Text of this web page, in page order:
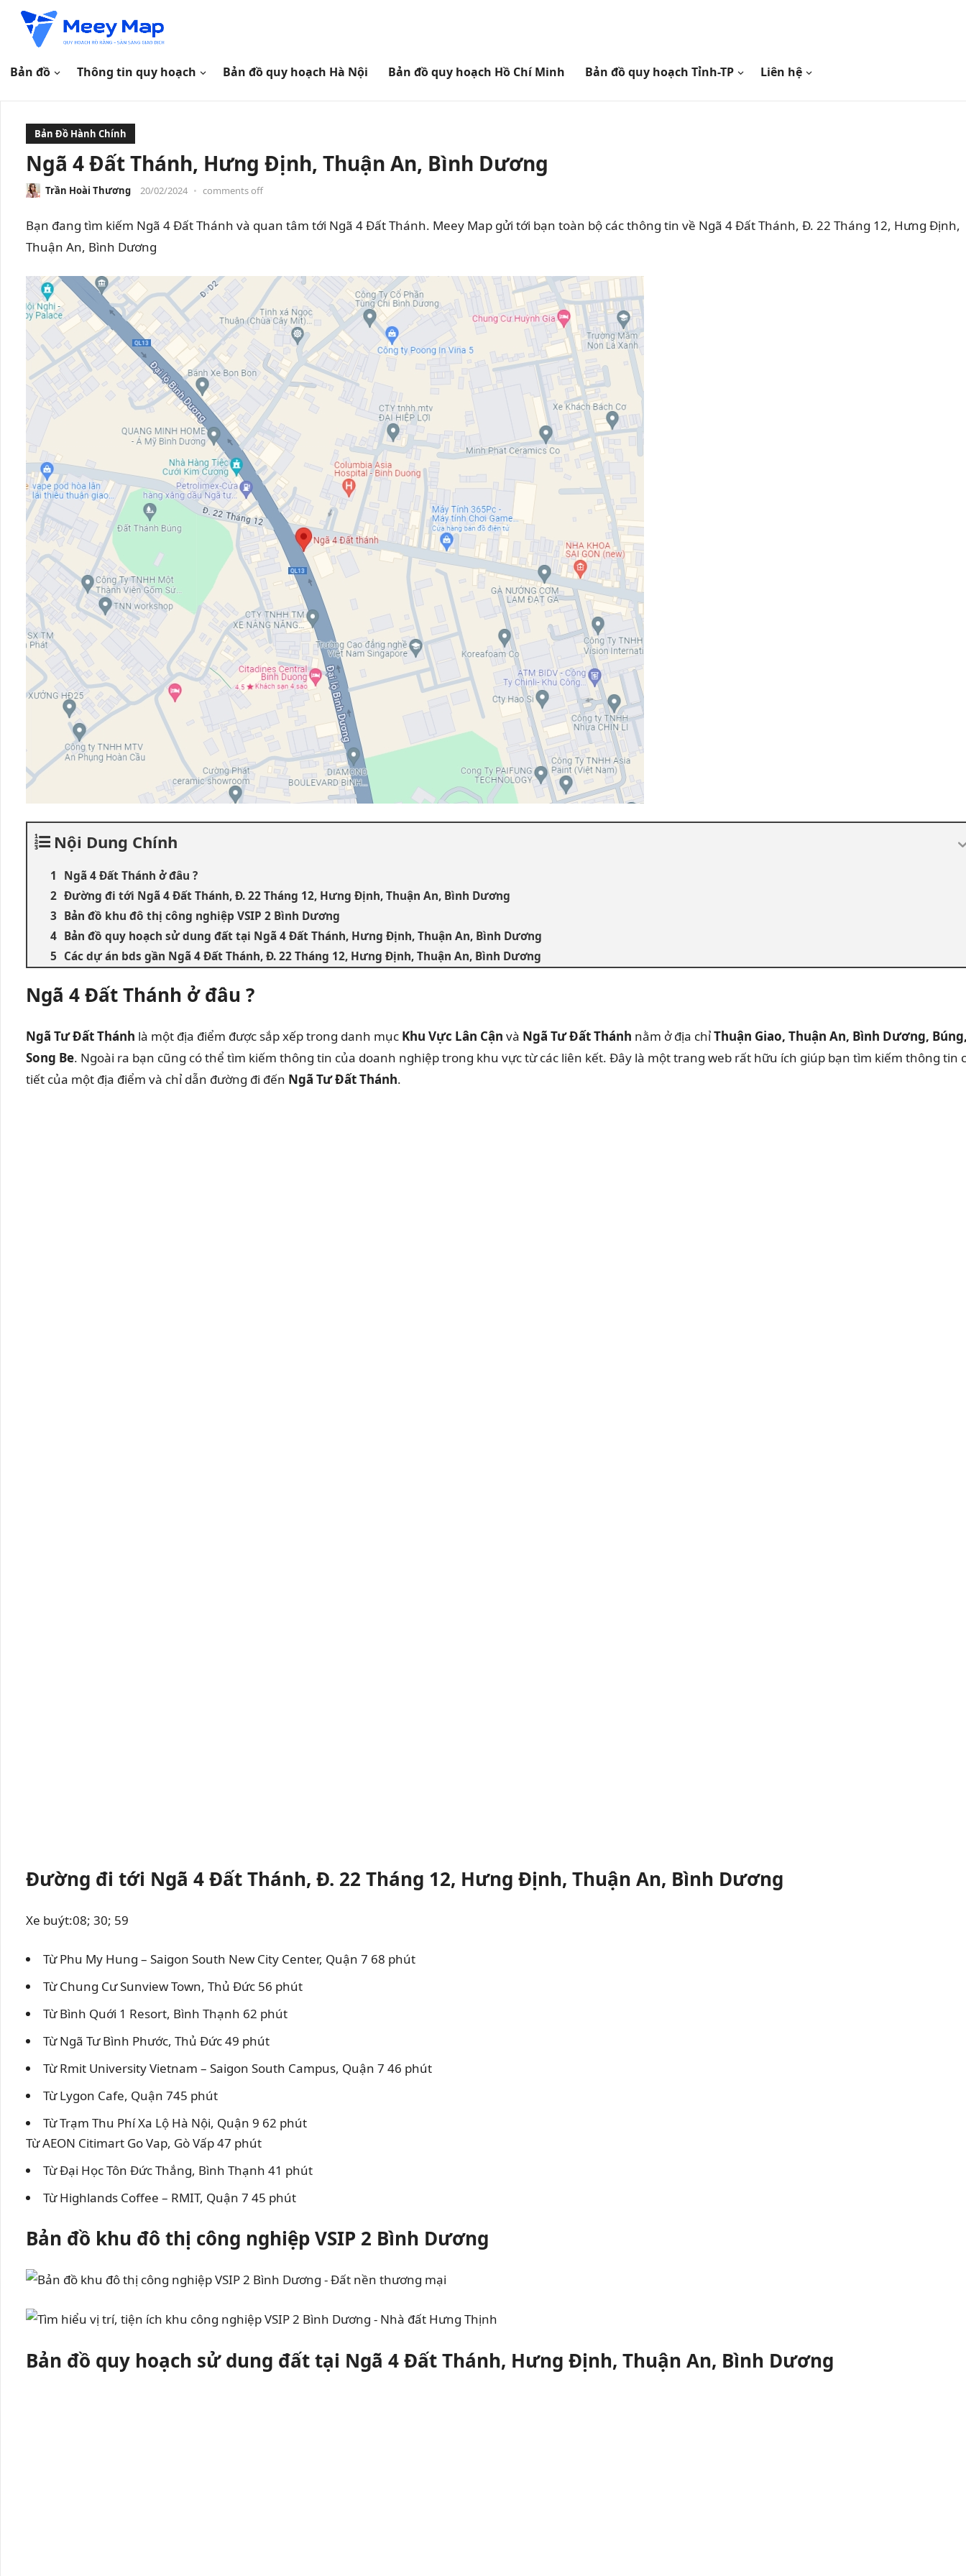
Bản đồ Thông tin quy hoạch Bản đồ quy hoạch Hà Nội Bản đồ quy hoạch Hồ Chí Minh Bản đồ quy hoạch Tỉnh-TP Liên hệ
Bản Đồ Hành Chính
Ngã 4 Đất Thánh, Hưng Định, Thuận An, Bình Dương
Trần Hoài Thương 20/02/2024 • comments off
Bạn đang tìm kiếm Ngã 4 Đất Thánh và quan tâm tới Ngã 4 Đất Thánh. Meey Map gửi tới bạn toàn bộ các thông tin về Ngã 4 Đất Thánh, Đ. 22 Tháng 12, Hưng Định,
Thuận An, Bình Dương
Nội Dung Chính
Ngã 4 Đất Thánh ở đâu ?
Đường đi tới Ngã 4 Đất Thánh, Đ. 22 Tháng 12, Hưng Định, Thuận An, Bình Dương
Bản đồ khu đô thị công nghiệp VSIP 2 Bình Dương
Bản đồ quy hoạch sử dung đất tại Ngã 4 Đất Thánh, Hưng Định, Thuận An, Bình Dương
Các dự án bds gần Ngã 4 Đất Thánh, Đ. 22 Tháng 12, Hưng Định, Thuận An, Bình Dương
Ngã 4 Đất Thánh ở đâu ?
Ngã Tư Đất Thánh là một địa điểm được sắp xếp trong danh mục Khu Vực Lân Cận và Ngã Tư Đất Thánh nằm ở địa chỉThuận Giao, Thuận An, Bình Dương,
Song Be. Ngoài ra bạn cũng có thể tìm kiếm thông tin của doanh nghiệp trong khu vực từ các liên kết. Đây là một trang web rất hữu ích giúp bạn tìm kiếm thông tin
tiết của một địa điểm và chỉ dẫn đường đi đến Ngã Tư Đất Thánh.
Đường đi tới Ngã 4 Đất Thánh, Đ. 22 Tháng 12, Hưng Định, Thuận An, Bình Dương
Xe buýt:08; 30; 59
Từ Phu My Hung – Saigon South New City Center, Quận 7 68 phút
Từ Chung Cư Sunview Town, Thủ Đức 56 phút
Từ Bình Quới 1 Resort, Bình Thạnh 62 phút
Từ Ngã Tư Bình Phước, Thủ Đức 49 phút
Từ Rmit University Vietnam – Saigon South Campus, Quận 7 46 phút
Từ Lygon Cafe, Quận 745 phút
Từ Trạm Thu Phí Xa Lộ Hà Nội, Quận 9 62 phút
Từ AEON Citimart Go Vap, Gò Vấp 47 phút
Từ Đại Học Tôn Đức Thắng, Bình Thạnh 41 phút
Từ Highlands Coffee – RMIT, Quận 7 45 phút
Bản đồ khu đô thị công nghiệp VSIP 2 Bình Dương
Bản đồ quy hoạch sử dung đất tại Ngã 4 Đất Thánh, Hưng Định, Thuận An, Bình Dương